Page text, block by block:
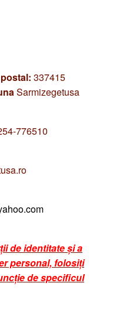
337415
Sarmizegetusa
776510
de identitate și a
personal, folosiți
de specificul